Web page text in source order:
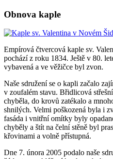
Obnova kaple
Empírová čtvercová kaple sv.
pochází z roku 1834. Ještě v 80.
vybavená a ve věžičce byl zvon.
Naše sdružení se o kapli začalo
v zoufalém stavu. Břidlicová
chyběla, do krovů zatékalo a
shnilých. Velmi poškozená byla i
fasáda i vnitřní omítky byly
chyběly a štít na čelní stěně byl
křovinami a volně přístupná.
Dne 7. února 2005 podalo naše